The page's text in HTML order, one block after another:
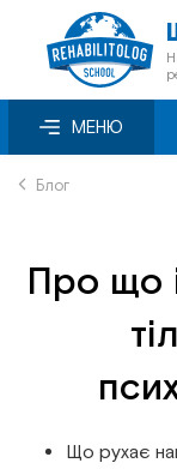
МЕНЮ
Блог
Про що
Що рухає
Про нас
Блог
Знижки
Семінари
Онлайн-
Перелік
Відеосемінари
Книги